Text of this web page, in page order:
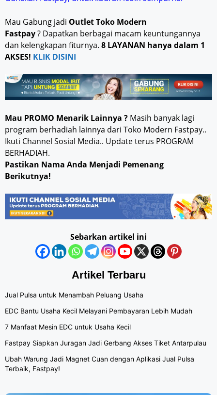
Mau Gabung jadi Outlet Toko Modern
Fastpay? Dapatkan berbagai macam keuntungannya
dan kelengkapan fiturnya. 8 LAYANAN hanya dalam 1
AKSES! KLIK DISINI
Mau PROMO Menarik Lainnya ? Masih banyak lagi
program berhadiah lainnya dari Toko Modern Fastpay..
Ikuti Channel Sosial Media.. Update terus PROGRAM
BERHADIAH.
Pastikan Nama Anda Menjadi Pemenang
Berikutnya!
Sebarkan artikel ini
Artikel Terbaru
Jual Pulsa untuk Menambah Peluang Usaha
EDC Bantu Usaha Kecil Melayani Pembayaran Lebih Mudah
7 Manfaat Mesin EDC untuk Usaha Kecil
Fastpay Siapkan Juragan Jadi Gerbang Akses Tiket Antarpulau
Ubah Warung Jadi Magnet Cuan dengan Aplikasi Jual Pulsa
Terbaik, Fastpay!